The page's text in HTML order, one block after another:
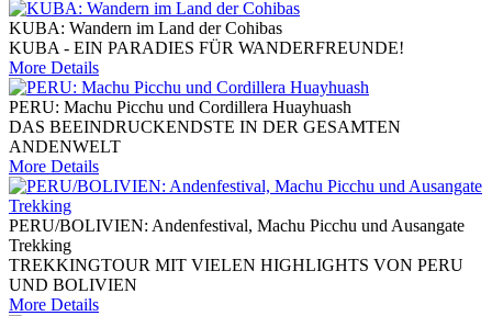
KUBA: Wandern im Land der Cohibas
KUBA - EIN PARADIES FÜR WANDERFREUNDE!
More Details
PERU: Machu Picchu und Cordillera Huayhuash
DAS BEEINDRUCKENDSTE IN DER GESAMTEN
ANDENWELT
More Details
PERU/BOLIVIEN: Andenfestival, Machu Picchu und Ausangate
Trekking
TREKKINGTOUR MIT VIELEN HIGHLIGHTS VON PERU
UND BOLIVIEN
More Details